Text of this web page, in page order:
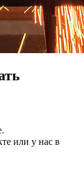
или у нас в